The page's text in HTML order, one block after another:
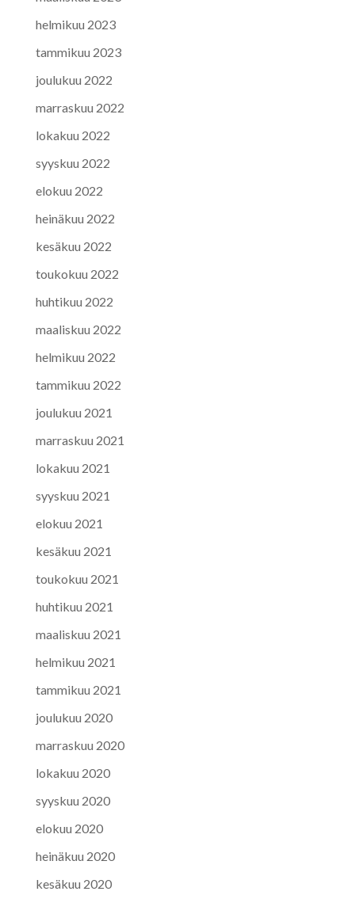
helmikuu 2023
tammikuu 2023
joulukuu 2022
marraskuu 2022
lokakuu 2022
syyskuu 2022
elokuu 2022
heinäkuu 2022
kesäkuu 2022
toukokuu 2022
huhtikuu 2022
maaliskuu 2022
helmikuu 2022
tammikuu 2022
joulukuu 2021
marraskuu 2021
lokakuu 2021
syyskuu 2021
elokuu 2021
kesäkuu 2021
toukokuu 2021
huhtikuu 2021
maaliskuu 2021
helmikuu 2021
tammikuu 2021
joulukuu 2020
marraskuu 2020
lokakuu 2020
syyskuu 2020
elokuu 2020
heinäkuu 2020
kesäkuu 2020